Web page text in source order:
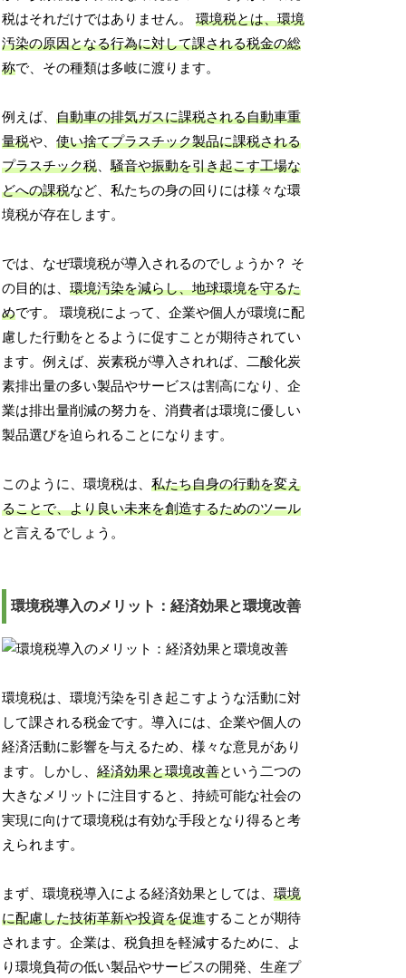
税はそれだけではありません。環境税とは、環境
汚染の原因となる行為に対して課される税金の総
称で、その種類は多岐に渡ります。
例えば、自動車の排気ガスに課税される自動車重
量税や、使い捨てプラスチック製品に課税される
プラスチック税、騒音や振動を引き起こす工場な
どへの課税など、私たちの身の回りには様々な環
境税が存在します。
では、なぜ環境税が導入されるのでしょうか？ そ
の目的は、環境汚染を減らし、地球環境を守るた
めです。 環境税によって、企業や個人が環境に配
慮した行動をとるように促すことが期待されてい
ます。例えば、炭素税が導入されれば、二酸化炭
素排出量の多い製品やサービスは割高になり、企
業は排出量削減の努力を、消費者は環境に優しい
製品選びを迫られることになります。
このように、環境税は、私たち自身の行動を変え
ることで、より良い未来を創造するためのツール
と言えるでしょう。
環境税導入のメリット：経済効果と環境改善
環境税は、環境汚染を引き起こすような活動に対
して課される税金です。導入には、企業や個人の
経済活動に影響を与えるため、様々な意見があり
ます。しかし、経済効果と環境改善という二つの
大きなメリットに注目すると、持続可能な社会の
実現に向けて環境税は有効な手段となり得ると考
えられます。
まず、環境税導入による経済効果としては、環境
に配慮した技術革新や投資を促進することが期待
されます。企業は、税負担を軽減するために、よ
り環境負荷の低い製品やサービスの開発、生産プ